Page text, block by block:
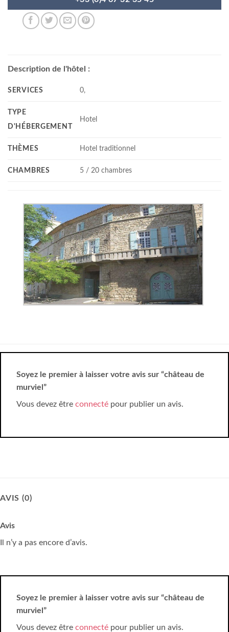
Description de l'hôtel :
SERVICES 0,
TYPE
D'HÉBERGEMENT
Hotel
THÈMES Hotel traditionnel
CHAMBRES 5 / 20 chambres
Soyez le premier à laisser votre avis sur “château de
murviel”
Vous devez être connecté pour publier un avis.
AVIS (0)
Avis
Il n’y a pas encore d’avis.
Soyez le premier à laisser votre avis sur “château de
murviel”
Vous devez être connecté pour publier un avis.